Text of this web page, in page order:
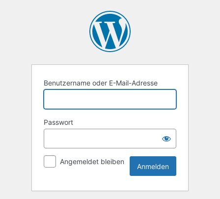
Benutzername oder E-Mail-Adresse
Passwort
Angemeldet bleiben